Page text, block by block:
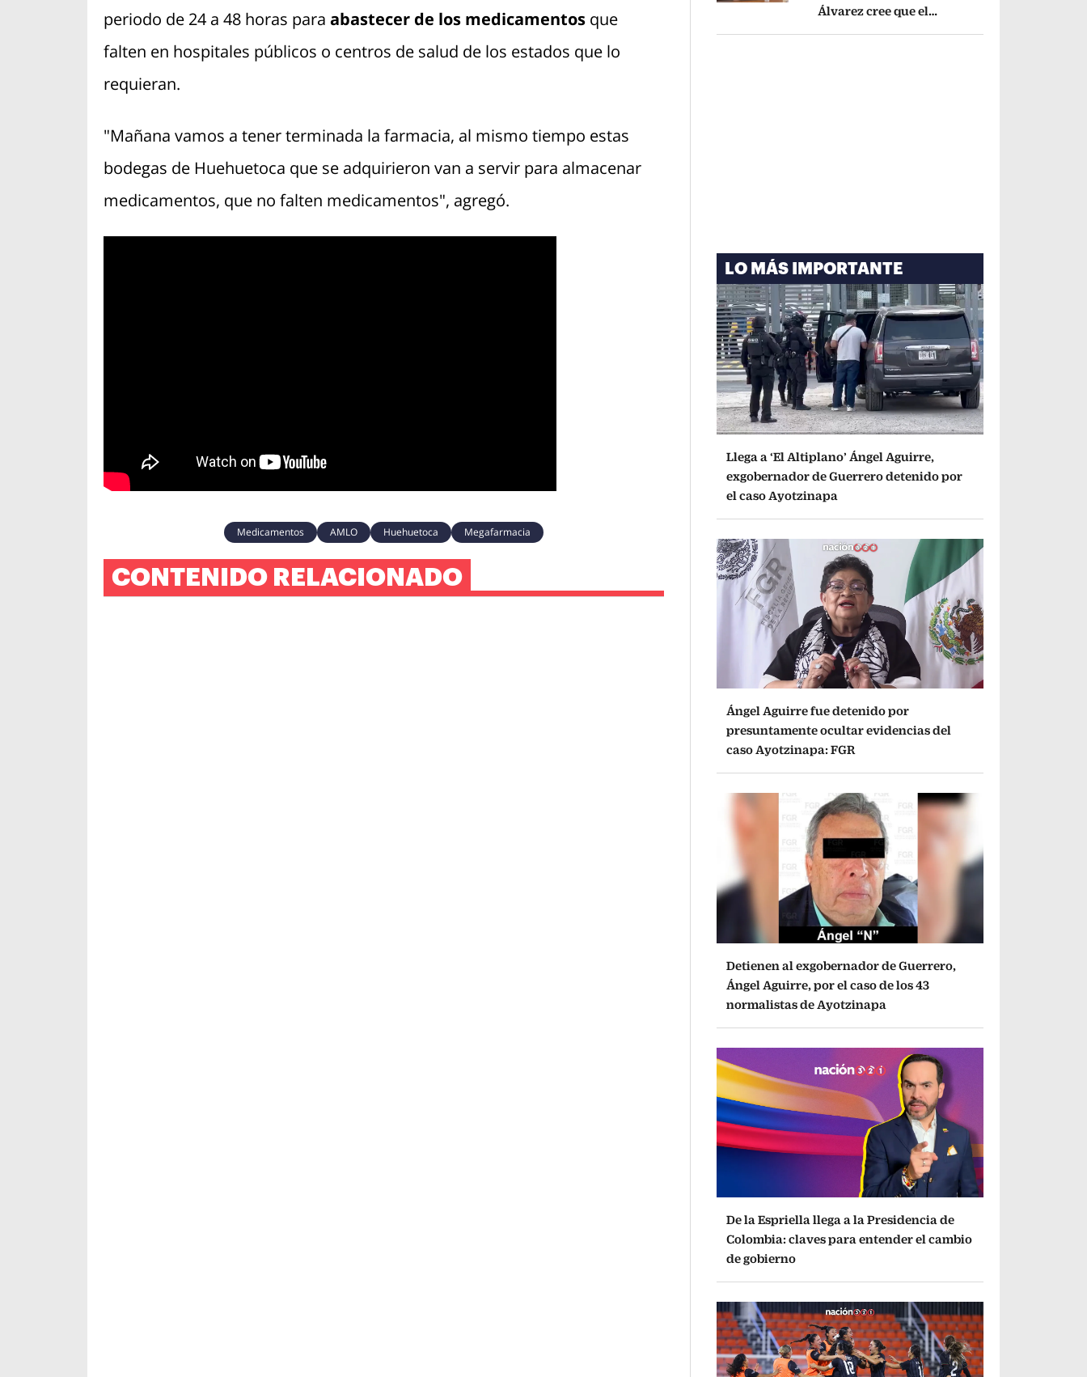
periodo de 24 a 48 horas para abastecer de los medicamentosque
falten en hospitales públicos o centros de salud de los estados que lo
requieran.
"Mañana vamos a tener terminada la farmacia, al mismo tiempo estas
bodegas de Huehuetoca que se adquirieron van a servir para almacenar
medicamentos, que no falten medicamentos", agregó.
Medicamentos AMLO Huehuetoca Megafarmacia
CONTENIDO RELACIONADO
Opens in new windowÁlvarez cree que el
LO MÁS IMPORTANTE
Llega a ‘El Altiplano’ Ángel Aguirre,
exgobernador de Guerrero detenido por
el caso Ayotzinapa
Ángel Aguirre fue detenido por
presuntamente ocultar evidencias del
caso Ayotzinapa: FGR
Detienen al exgobernador de Guerrero,
Ángel Aguirre, por el caso de los 43
normalistas de Ayotzinapa
De la Espriella llega a la Presidencia de
Colombia: claves para entender el cambio
de gobierno